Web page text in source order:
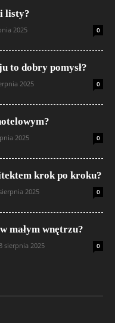
listy?
2025 0
to dobry pomysł?
2025 0
2025 0
krok po kroku?
2025 0
małym wnętrzu?
sierpnia 2025 0